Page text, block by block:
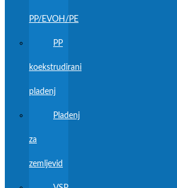
PP/EVOH/PE
PP
koekstrudirani
pladenj
Pladenj
za
zemljevid